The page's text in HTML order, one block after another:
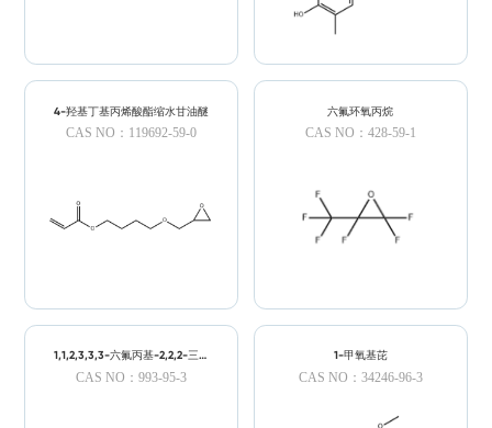
4-羟基丁基丙烯酸酯缩水甘油醚
CAS NO：119692-59-0
六氟环氧丙烷
CAS NO：428-59-1
1,1,2,3,3,3-六氟丙基-2,2,2-三氟
CAS NO：993-95-3
1-甲氧基芘
CAS NO：34246-96-3